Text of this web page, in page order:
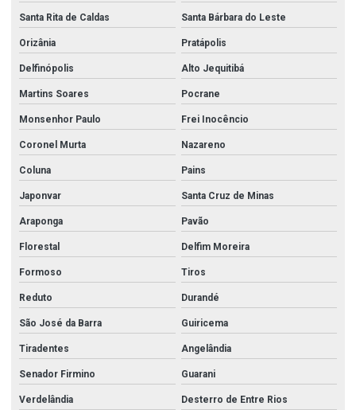
Santa Rita de Caldas Santa Bárbara do Leste
Orizânia Pratápolis
Delfinópolis Alto Jequitibá
Martins Soares Pocrane
Monsenhor Paulo Frei Inocêncio
Coronel Murta Nazareno
Coluna Pains
Japonvar Santa Cruz de Minas
Araponga Pavão
Florestal Delfim Moreira
Formoso Tiros
Reduto Durandé
São José da Barra Guiricema
Tiradentes Angelândia
Senador Firmino Guarani
Verdelândia Desterro de Entre Rios